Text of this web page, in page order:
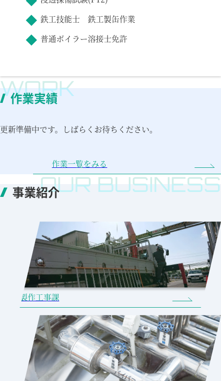
鉄工技能士 鉄工製缶作業
普通ボイラー溶接士免許
作業実績
更新準備中です。しばらくお待ちください。
作業一覧をみる
事業紹介
製作工事課